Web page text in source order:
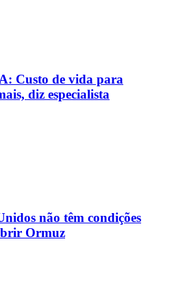
Custo de vida para
diz especialista
não têm condições
Ormuz